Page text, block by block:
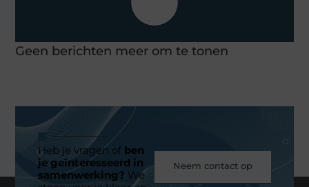
Geen berichten meer om te tonen
Heb je vragen ofben
je geïnteresseerd in
samenwerking? We
Neem contact op